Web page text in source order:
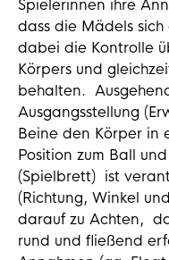
Spielerinnen ihre
dass die Mädels
dabei die Kontrolle
Körpers und
behalten.
Ausgangsstellung
Beine den Körper in
Position zum Ball
(Spielbrett) ist
(Richtung, Winkel
darauf zu Achten,
rund und fließend